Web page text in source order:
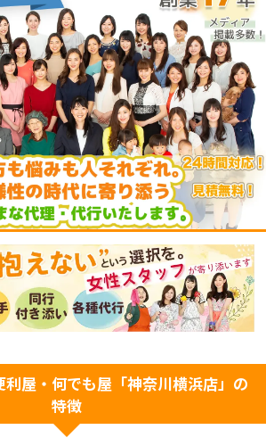
屋・何でも屋「神奈川横浜店」の
特徴